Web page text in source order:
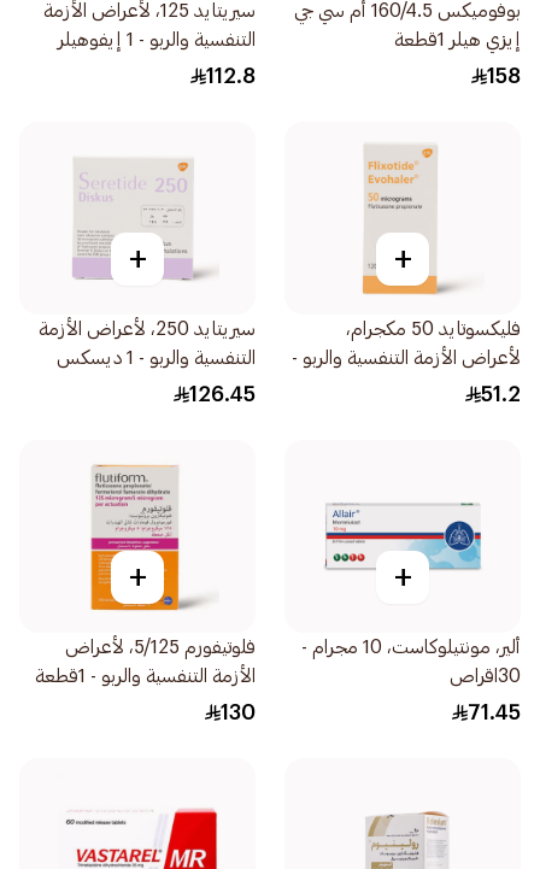
بوفوميكس 160/4.5 أم سي جي
إيزي هيلر 1قطعة
158
سيريتايد 125، لأعراض الأزمة
التنفسية والربو - 1 إيفوهيلر
1قطعة
112.8
+
فليكسوتايد 50 مكجرام،
لأعراض الأزمة التنفسية والربو -
1قطعة
51.2
+
سيريتايد 250، لأعراض الأزمة
التنفسية والربو - 1 ديسكس
1قطعة
126.45
+
ألير، مونتيلوكاست، 10 مجرام -
30اقراص
71.45
+
فلوتيفورم 5/125، لأعراض
الأزمة التنفسية والربو - 1قطعة
130